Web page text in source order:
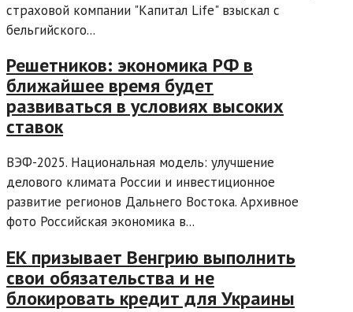
страховой компании "Капитал Life" взыскал с
бельгийского...
Решетников: экономика РФ в
ближайшее время будет
развиваться в условиях высоких
ставок
ВЭФ-2025. Национальная модель: улучшение
делового климата России и инвестиционное
развитие регионов Дальнего Востока. Архивное
фото Российская экономика в...
ЕК призывает Венгрию выполнить
свои обязательства и не
блокировать кредит для Украины